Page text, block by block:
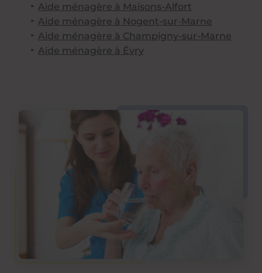
Aide ménagère à Maisons-Alfort
Aide ménagère à Nogent-sur-Marne
Aide ménagère à Champigny-sur-Marne
Aide ménagère à Évry